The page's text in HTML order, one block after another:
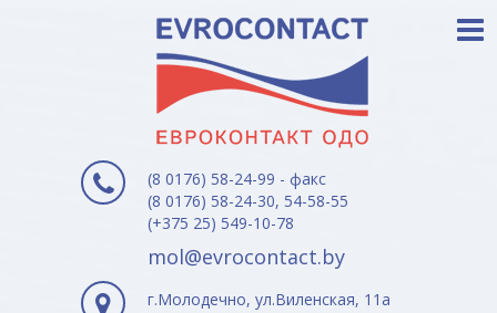
(8 0176) 58-24-99 - факс
(8 0176) 58-24-30, 54-58-55
(+375 25) 549-10-78
mol@evrocontact.by
г.Молодечно, ул.Виленская, 11а